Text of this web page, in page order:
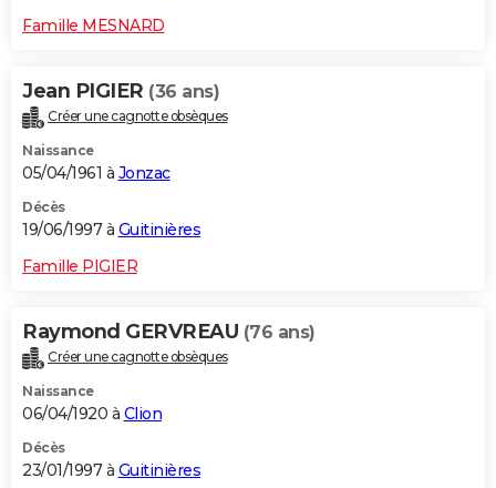
Famille MESNARD
Jean PIGIER (36 ans)
Créer une cagnotte obsèques
Naissance
05/04/1961 à Jonzac
Décès
19/06/1997 à Guitinières
Famille PIGIER
Raymond GERVREAU (76 ans)
Créer une cagnotte obsèques
Naissance
06/04/1920 à Clion
Décès
23/01/1997 à Guitinières